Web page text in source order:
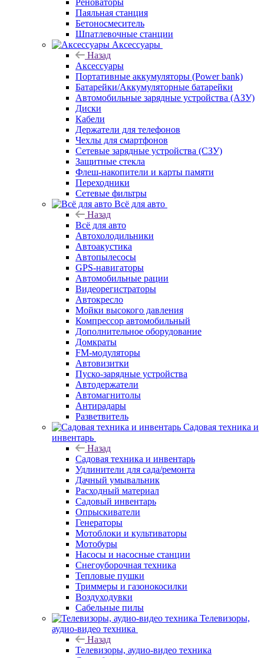
Реноваторы
Паяльная станция
Бетоносмеситель
Шпатлевочные станции
Аксессуары
Назад
Аксессуары
Портативные аккумуляторы (Power bank)
Батарейки/Аккумуляторные батарейки
Автомобильные зарядные устройства (АЗУ)
Диски
Кабели
Держатели для телефонов
Чехлы для смартфонов
Сетевые зарядные устройства (СЗУ)
Защитные стекла
Флеш-накопители и карты памяти
Переходники
Сетевые фильтры
Всё для авто
Назад
Всё для авто
Автохолодильники
Автоакустика
Автопылесосы
GPS-навигаторы
Автомобильные рации
Видеорегистраторы
Автокресло
Мойки высокого давления
Компрессор автомобильный
Дополнительное оборудование
Домкраты
FM-модуляторы
Автовизитки
Пуско-зарядные устройства
Автодержатели
Автомагнитолы
Антирадары
Разветвитель
Садовая техника и
инвентарь
Назад
Садовая техника и инвентарь
Удлинители для сада/ремонта
Дачный умывальник
Расходный материал
Садовый инвентарь
Опрыскиватели
Генераторы
Мотоблоки и культиваторы
Мотобуры
Насосы и насосные станции
Снегоуборочная техника
Тепловые пушки
Триммеры и газонокосилки
Воздуходувки
Сабельные пилы
Телевизоры,
аудио-видео техника
Назад
Телевизоры, аудио-видео техника